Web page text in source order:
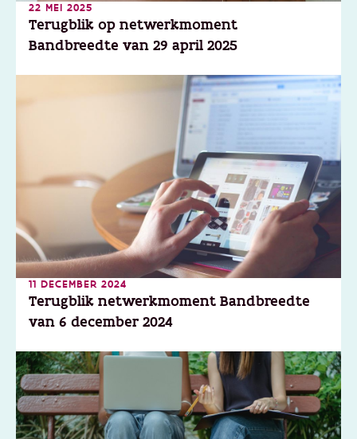
22 MEI 2025
Terugblik op netwerkmoment
Bandbreedte van 29 april 2025
11 DECEMBER 2024
Terugblik netwerkmoment Bandbreedte
van 6 december 2024